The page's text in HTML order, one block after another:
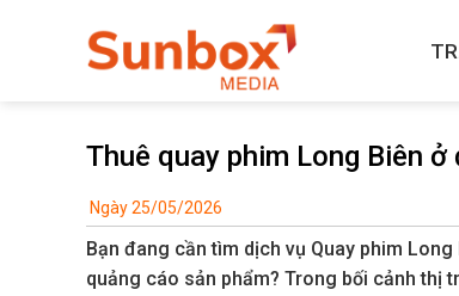
Thuê quay phim Long Biên ở
Ngày 25/05/2026
Bạn đang cần tìm dịch vụ Quay phim
quảng cáo sản phẩm? Trong bối cảnh thị